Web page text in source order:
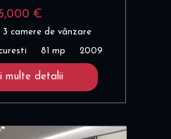
€
camere de vânzare
81 mp 2009
multe detalii